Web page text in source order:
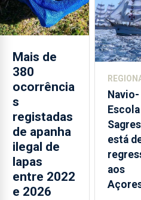
Mais de
380
ocorrência
s
registadas
de apanha
ilegal de
lapas
entre 2022
e 2026
São
e cria
Navio-
Escola
Sagres
está
aos